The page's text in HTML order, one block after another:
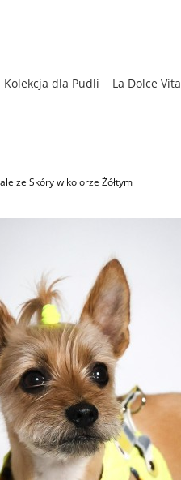
Kolekcja dla Pudli La Dolce Vita
ze Skóry w kolorze Żółtym